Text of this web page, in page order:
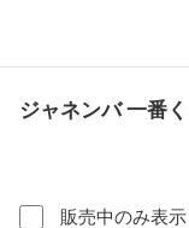
ジャネンバ 一番
販売中のみ表示